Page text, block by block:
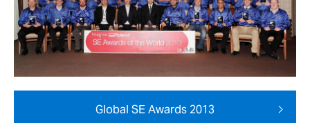
Global SE Awards 2013